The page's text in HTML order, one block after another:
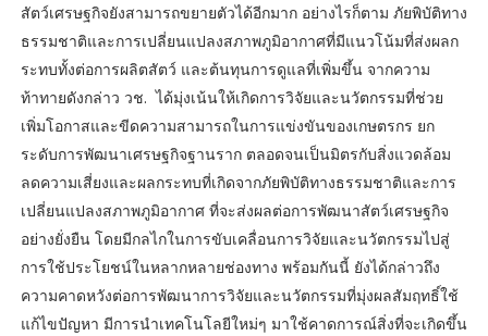
สัตว์เศรษฐกิจยังสามารถขยายตัวได้อีกมาก อย่างไรก็ตาม ภัยพิบัติทาง
ธรรมชาติและการเปลี่ยนแปลงสภาพภูมิอากาศที่มีแนวโน้มที่ส่งผลก
ระทบทั้งต่อการผลิตสัตว์ และต้นทุนการดูแลที่เพิ่มขึ้น จากความ
ท้าทายดังกล่าว วช. ได้มุ่งเน้นให้เกิดการวิจัยและนวัตกรรมที่ช่วย
เพิ่มโอกาสและขีดความสามารถในการแข่งขันของเกษตรกร ยก
ระดับการพัฒนาเศรษฐกิจฐานราก ตลอดจนเป็นมิตรกับสิ่งแวดล้อม
ลดความเสี่ยงและผลกระทบที่เกิดจากภัยพิบัติทางธรรมชาติและการ
เปลี่ยนแปลงสภาพภูมิอากาศ ที่จะส่งผลต่อการพัฒนาสัตว์เศรษฐกิจ
อย่างยั่งยืน โดยมีกลไกในการขับเคลื่อนการวิจัยและนวัตกรรมไปสู่
การใช้ประโยชน์ในหลากหลายช่องทาง พร้อมกันนี้ ยังได้กล่าวถึง
ความคาดหวังต่อการพัฒนาการวิจัยและนวัตกรรมที่มุ่งผลสัมฤทธิ์ใช้
แก้ไขปัญหา มีการนำเทคโนโลยีใหม่ๆ มาใช้คาดการณ์สิ่งที่จะเกิดขึ้น